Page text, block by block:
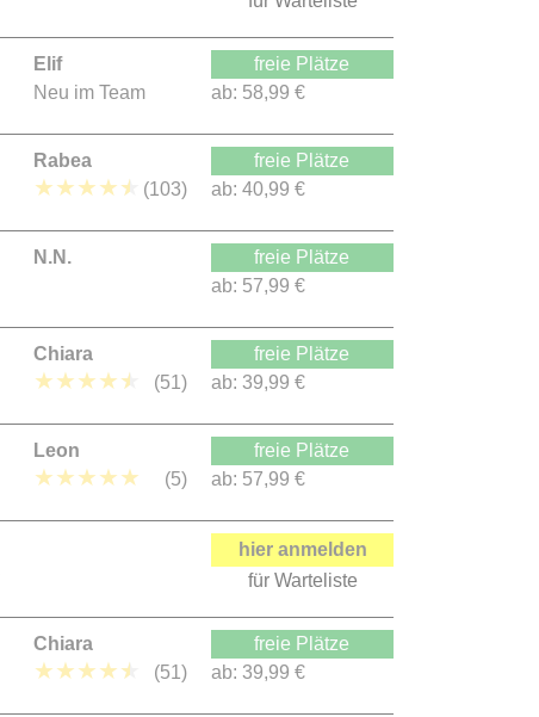
Elif
Neu im Team
freie Plätze
ab: 58,99 €
Rabea
★★★★★ (103)
freie Plätze
ab: 40,99 €
N.N.
freie Plätze
ab: 57,99 €
Chiara
★★★★★ (51)
freie Plätze
ab: 39,99 €
Leon
★★★★★ (5)
freie Plätze
ab: 57,99 €
hier anmelden
für Warteliste
Chiara
★★★★★ (51)
freie Plätze
ab: 39,99 €